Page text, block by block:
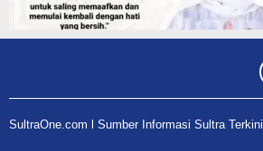
SultraOne.com l Sumber Informasi Sultra Terkini